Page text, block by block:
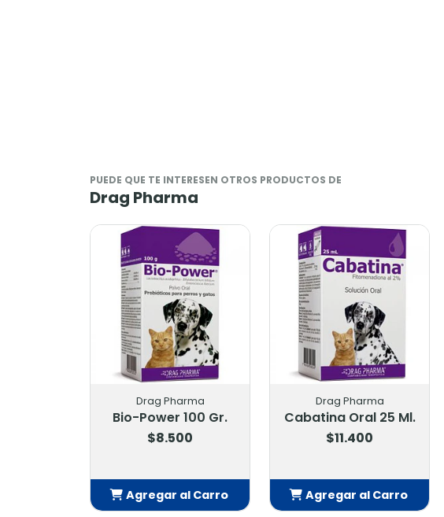
PUEDE QUE TE INTERESEN OTROS PRODUCTOS DE
Drag Pharma
Drag Pharma
Bio-Power 100 Gr.
$8.500
Agregar al Carro
Drag Pharma
Cabatina Oral 25 Ml.
$11.400
Agregar al Carro